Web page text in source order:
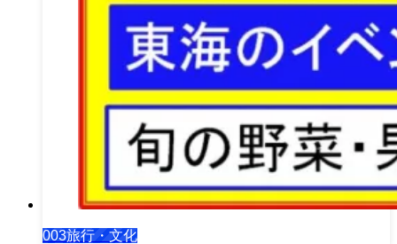
003旅行・文化